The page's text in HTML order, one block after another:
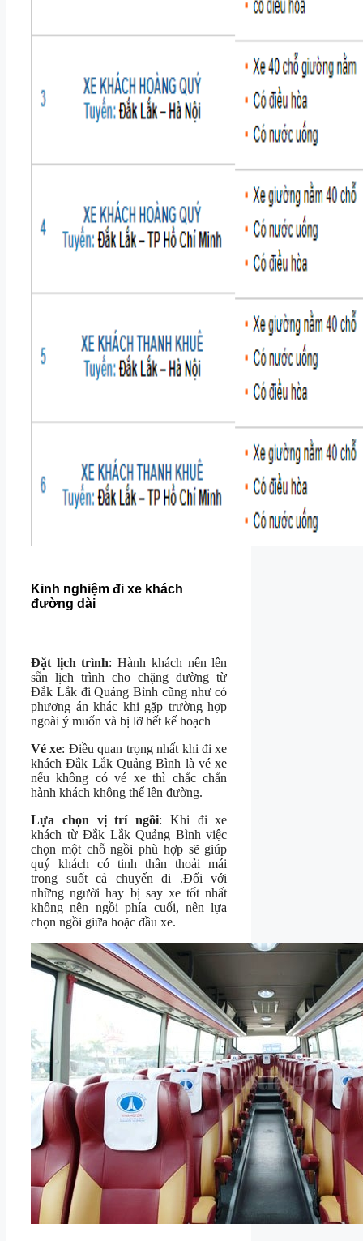
Kinh nghiệm đi xe khách
đường dài
Đặt lịch trình: Hành khách nên lên
sẵn lịch trình cho chặng đường từ
Đắk Lắk đi Quảng Bình cũng như có
phương án khác khi gặp trường hợp
ngoài ý muốn và bị lỡ hết kế hoạch
Vé xe: Điều quan trọng nhất khi đi xe
khách Đắk Lắk Quảng Bình là vé xe
nếu không có vé xe thì chắc chắn
hành khách không thể lên đường.
Lựa chọn vị trí ngồi: Khi đi xe
khách từ Đắk Lắk Quảng Bình việc
chọn một chỗ ngồi phù hợp sẽ giúp
quý khách có tinh thần thoải mái
trong suốt cả chuyến đi .Đối với
những người hay bị say xe tốt nhất
không nên ngồi phía cuối, nên lựa
chọn ngồi giữa hoặc đầu xe.